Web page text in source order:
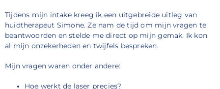
Tijdens mijn intake kreeg ik een uitgebreide uitleg van
huidtherapeut Simone. Ze nam de tijd om mijn vragen te
beantwoorden en stelde me direct op mijn gemak. Ik kon
al mijn onzekerheden en twijfels bespreken.
Mijn vragen waren onder andere:
Hoe werkt de laser precies?